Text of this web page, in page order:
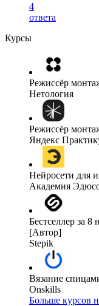
4
ответа
Курсы
Режиссёр
Нетология
Режиссёр
Яндекс
Нейросети для
Академия
Бестселлер за 8
[Автор]
Stepik
Вязание
Onskills
Больше курсов